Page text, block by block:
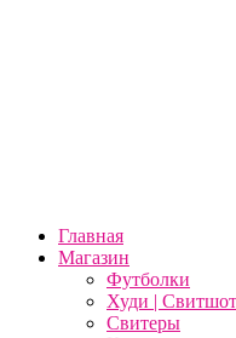
Главная
Магазин
Футболки
Худи |
Свитеры